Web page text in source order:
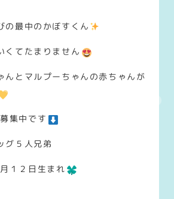
の最中のかぼすくん
くてたまりません
んとマルプーちゃんの赤ちゃんが
集中です
グ５人兄弟
１２日生まれ